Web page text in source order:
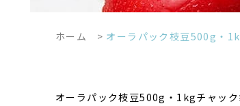
ホーム > オーラパック枝豆500g・
オーラパック枝豆500g・1kgチャッ